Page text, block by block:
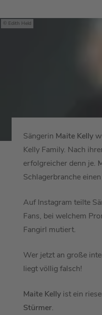
Edith Held
Sängerin Maite Kelly
Kelly Family. Nach
erfolgreicher denn je.
Schlagerbranche
Auf Instagram teilte
Fans, bei welchem
Fangirl mutiert.
Wer jetzt an große
liegt völlig falsch!
Maite Kelly ist ein
Stürmer.